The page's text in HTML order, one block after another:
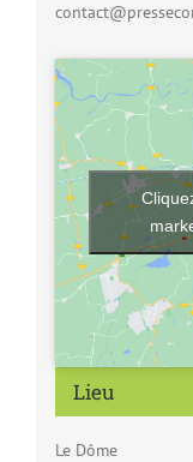
Lieu
Le Dôme